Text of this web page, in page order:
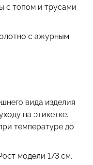
с топом и трусами
с ажурным
вида изделия
на этикетке.
температуре до
модели 173 см.
топ с легкой
BRA
nude
699 грн.